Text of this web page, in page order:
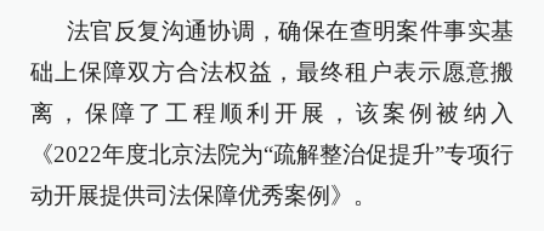
法官反复沟通协调，确保在查明案件事实基
础上保障双方合法权益，最终租户表示愿意搬
离，保障了工程顺利开展，该案例被纳入
《2022年度北京法院为“疏解整治促提升”专项行
动开展提供司法保障优秀案例》。